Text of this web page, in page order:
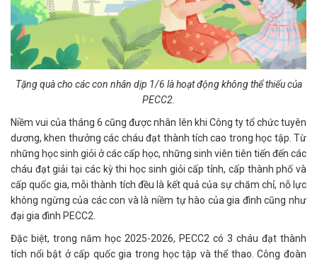
Tặng quà cho các con nhân dịp 1/6 là hoạt động không thể thiếu của
PECC2.
Niềm vui của tháng 6 cũng được nhân lên khi Công ty tổ chức tuyên
dương, khen thưởng các cháu đạt thành tích cao trong học tập. Từ
những học sinh giỏi ở các cấp học, những sinh viên tiên tiến đến các
cháu đạt giải tại các kỳ thi học sinh giỏi cấp tỉnh, cấp thành phố và
cấp quốc gia, mỗi thành tích đều là kết quả của sự chăm chỉ, nỗ lực
không ngừng của các con và là niềm tự hào của gia đình cũng như
đại gia đình PECC2.
Đặc biệt, trong năm học 2025-2026, PECC2 có 3 cháu đạt thành
tích nổi bật ở cấp quốc gia trong học tập và thể thao. Công đoàn